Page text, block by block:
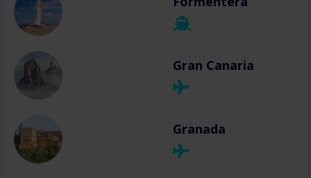
Gran Canaria
Granada